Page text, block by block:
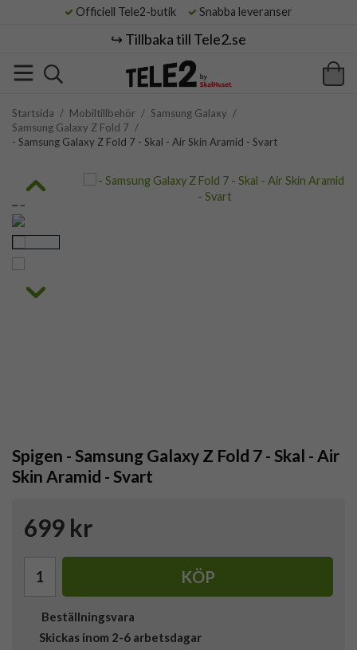
Officiell Tele2-butik Snabba leveranser
↪️ Tillbaka till Tele2.se
Startsida / Mobiltillbehör / Samsung Galaxy /
Samsung Galaxy Z Fold 7 /
- Samsung Galaxy Z Fold 7 - Skal - Air Skin Aramid - Svart
Spigen - Samsung Galaxy Z Fold 7 - Skal - Air
Skin Aramid - Svart
699 kr
KÖP
Beställningsvara
Skickas inom 2-6 arbetsdagar